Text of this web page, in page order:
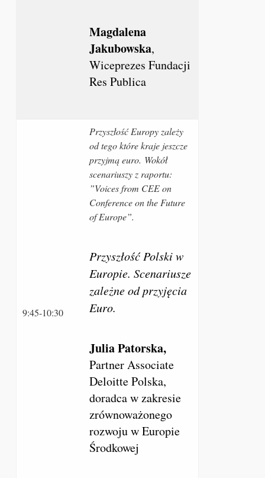
Magdalena
Jakubowska,
Wiceprezes Fundacji
Res Publica
9:45-10:30
Przyszłość Europy zależy
od tego które kraje jeszcze
przyjmą euro. Wokół
scenariuszy z raportu:
”Voices from CEE on
Conference on the Future
of Europe”.
Przyszłość Polski w
Europie. Scenariusze
zależne od przyjęcia
Euro.
Julia Patorska,
Partner Associate
Deloitte Polska,
doradca w zakresie
zrównoważonego
rozwoju w Europie
Środkowej